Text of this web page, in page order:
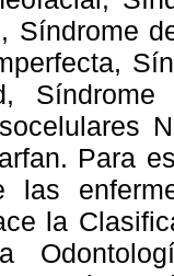
Síndrome
Para
las
la